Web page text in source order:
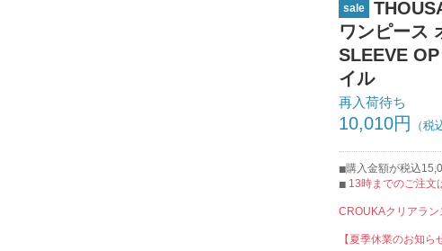
sale
ワンピース
SLEEVE
イル
再入荷待ち
10,010円
購入金額が税込
13時までのご注文
CROUKAクリアラン
【夏季休業のお知ら